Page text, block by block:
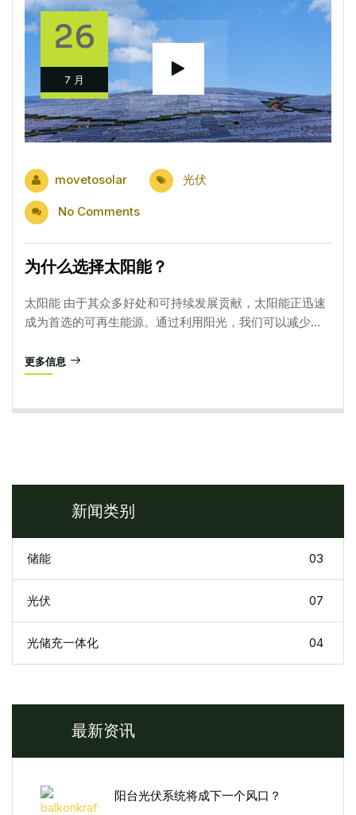
26
7 月
movetosolar 光伏
No Comments
为什么选择太阳能？
太阳能 由于其众多好处和可持续发展贡献，太阳能正迅速
成为首选的可再生能源。通过利用阳光，我们可以减少…
更多信息
新闻类别
储能 03
光伏 07
光储充一体化 04
最新资讯
阳台光伏系统将成下一个风口？